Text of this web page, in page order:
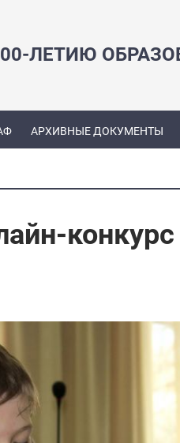
ЛЕТИЮ
АРХИВНЫЕ ДОКУМЕНТЫ